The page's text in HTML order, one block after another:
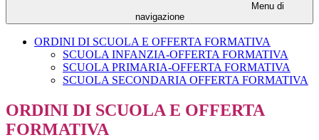
Menu di
navigazione
ORDINI DI SCUOLA E OFFERTA FORMATIVA
SCUOLA INFANZIA-OFFERTA FORMATIVA
SCUOLA PRIMARIA-OFFERTA FORMATIVA
SCUOLA SECONDARIA OFFERTA FORMATIVA
ORDINI DI SCUOLA E OFFERTA
FORMATIVA